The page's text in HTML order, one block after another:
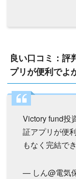
良い口コミ：
プリが便利でよ
Victory fund投
証アプリが便
もなく完結で
— しん@電気